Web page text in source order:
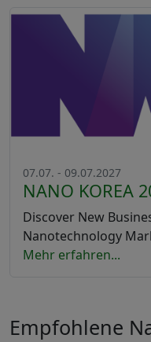
07.07. - 09.07.2027
NANO KOREA
Discover New
Nanotechnology
Mehr erfahren...
Empfohlene